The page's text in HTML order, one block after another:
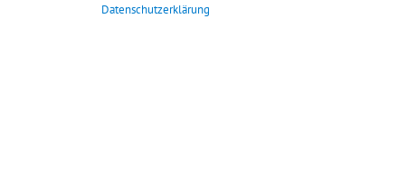
Datenschutzerklärung